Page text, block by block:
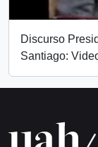
Discurso
Santiago: